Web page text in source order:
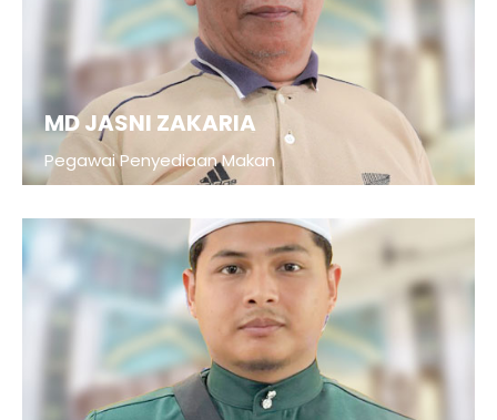
MD JASNI ZAKARIA
Pegawai Penyediaan Makan